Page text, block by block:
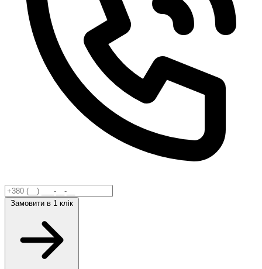
Замовити в 1 клік